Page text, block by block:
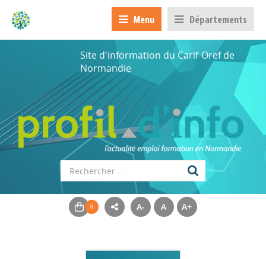
Menu Départements
Site d'information du Carif-Oref de
Normandie
A- A A+